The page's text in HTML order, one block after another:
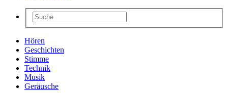
Hören
Geschichten
Stimme
Technik
Musik
Geräusche